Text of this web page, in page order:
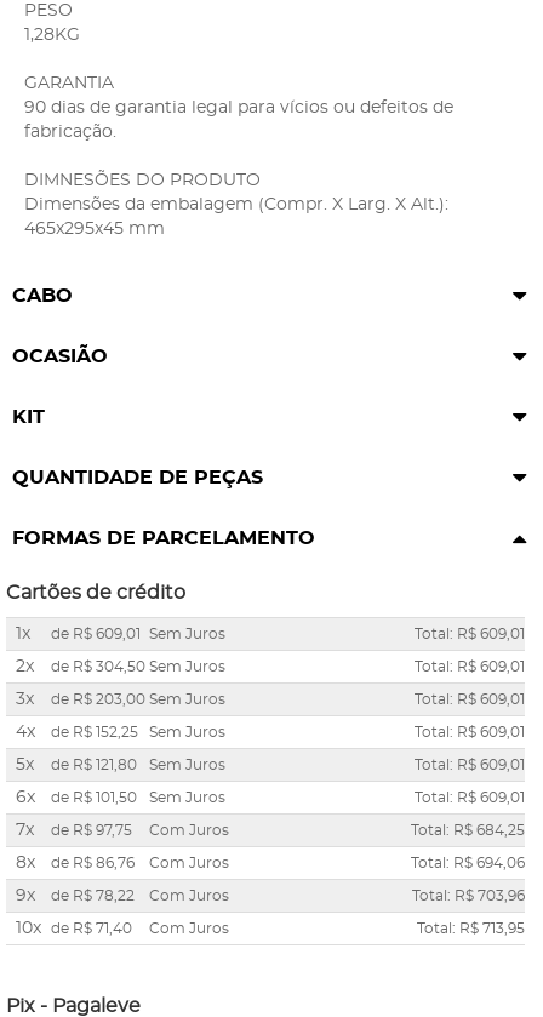
PESO
1,28KG
GARANTIA
90 dias de garantia legal para vícios ou defeitos de
fabricação.
DIMNESÕES DO PRODUTO
Dimensões da embalagem (Compr. X Larg. X Alt.):
465x295x45 mm
CABO
OCASIÃO
KIT
QUANTIDADE DE PEÇAS
FORMAS DE PARCELAMENTO
Cartões de crédito
1x de R$ 609,01 Sem Juros Total: R$ 609,01
2x de R$ 304,50 Sem Juros Total: R$ 609,01
3x de R$ 203,00 Sem Juros Total: R$ 609,01
4x de R$ 152,25 Sem Juros Total: R$ 609,01
5x de R$ 121,80 Sem Juros Total: R$ 609,01
6x de R$ 101,50 Sem Juros Total: R$ 609,01
7x de R$ 97,75 Com Juros Total: R$ 684,25
8x de R$ 86,76 Com Juros Total: R$ 694,06
9x de R$ 78,22 Com Juros Total: R$ 703,96
10x de R$ 71,40 Com Juros Total: R$ 713,95
Pix - Pagaleve